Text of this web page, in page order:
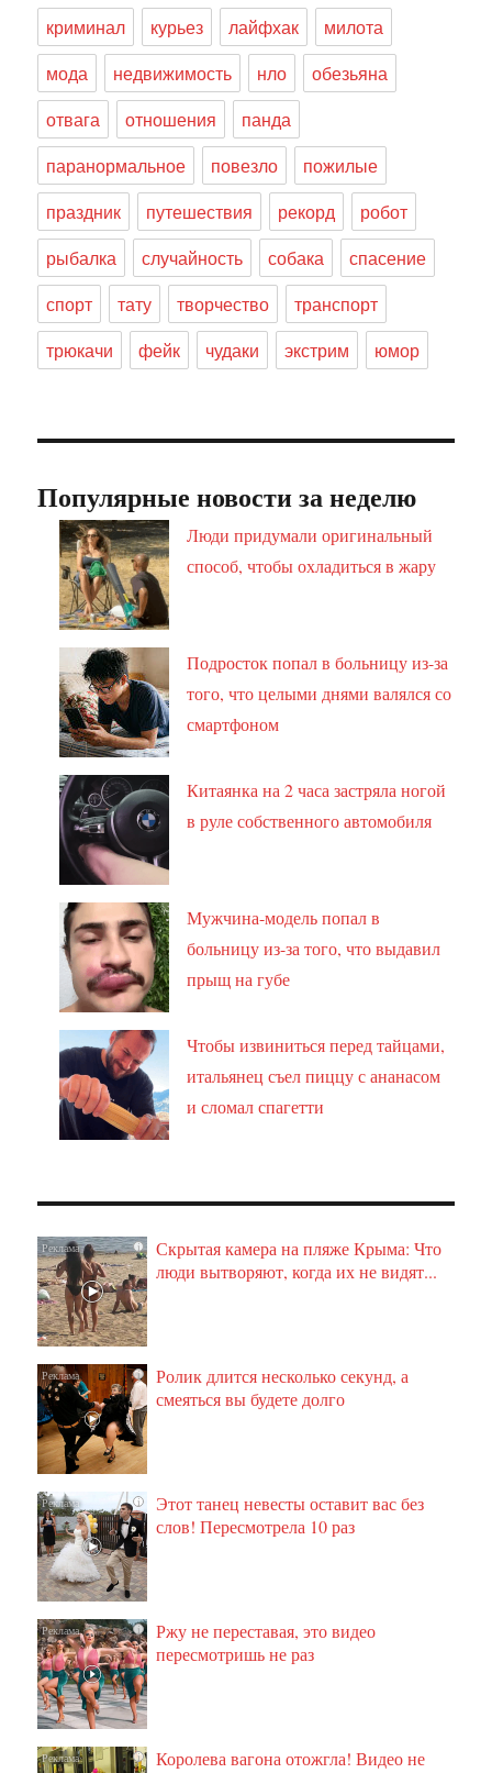
криминал курьез лайфхак
милота
мода
недвижимость нло
обезьяна
отвага
отношения
панда
паранормальное
повезло
пожилые
праздник
путешествия рекорд
робот
рыбалка
случайность собака
спасение
спорт
тату творчество
транспорт
трюкачи
фейк чудаки экстрим юмор
Популярные новости за неделю
Люди придумали оригинальный
способ, чтобы охладиться в жару
Подросток попал в больницу из-за
того, что целыми днями валялся со
смартфоном
Китаянка на 2 часа застряла ногой
в руле собственного автомобиля
Мужчина-модель попал в
больницу из-за того, что выдавил
прыщ на губе
Чтобы извиниться перед тайцами,
итальянец съел пиццу с ананасом
и сломал спагетти
i
Скрытая камера на пляже Крыма: Что
люди вытворяют, когда их не видят...
i
Ролик длится несколько секунд, а
смеяться вы будете долго
i
Этот танец невесты оставит вас без
слов! Пересмотрела 10 раз
i
Ржу не переставая, это видео
пересмотришь не раз
i
Королева вагона отожгла! Видео не